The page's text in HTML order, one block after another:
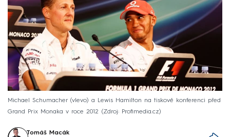
Michael Schumacher (vlevo) a Lewis Hamilton na tiskové konferenci před
Grand Prix Monaka v roce 2012
Zdroj: Profimedia.cz
Tomáš Macák